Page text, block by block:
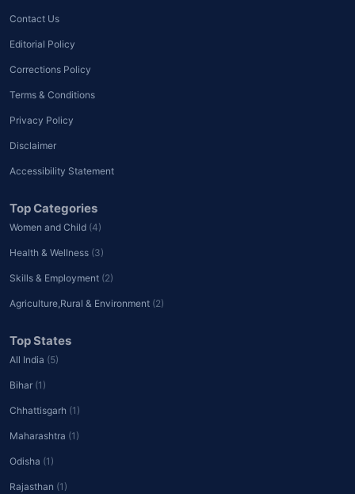
Contact Us
Editorial Policy
Corrections Policy
Terms & Conditions
Privacy Policy
Disclaimer
Accessibility Statement
Top Categories
Women and Child (4)
Health & Wellness (3)
Skills & Employment (2)
Agriculture,Rural & Environment (2)
Top States
All India (5)
Bihar (1)
Chhattisgarh (1)
Maharashtra (1)
Odisha (1)
Rajasthan (1)